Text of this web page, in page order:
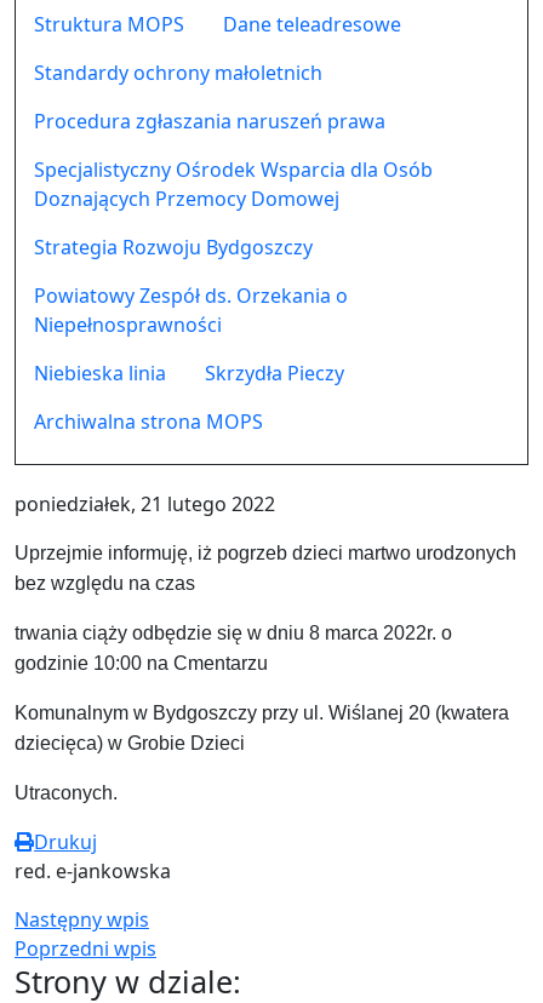
poniedziałek, 21 lutego 2022
Uprzejmie informuję, iż pogrzeb dzieci martwo urodzonych
bez względu na czas
trwania ciąży odbędzie się w dniu 8 marca 2022r. o
godzinie 10:00 na Cmentarzu
Komunalnym w Bydgoszczy przy ul. Wiślanej 20 (kwatera
dziecięca) w Grobie Dzieci
Utraconych.
Drukuj
red. e-jankowska
Następny wpis
Poprzedni wpis
Strony w dziale:
Struktura MOPS
Dane teleadresowe
Standardy ochrony małoletnich
Procedura zgłaszania naruszeń prawa
Specjalistyczny Ośrodek Wsparcia dla Osób
Doznających Przemocy Domowej
Strategia Rozwoju Bydgoszczy
Powiatowy Zespół ds. Orzekania o
Niepełnosprawności
Niebieska linia
Skrzydła Pieczy
Archiwalna strona MOPS